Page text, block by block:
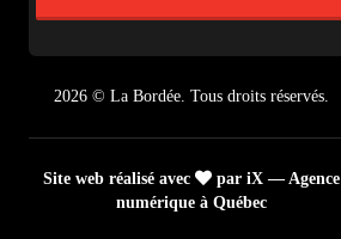
2026 © La Bordée. Tous droits réservés.
Site web réalisé avec
par iX — Agence
numérique à Québec